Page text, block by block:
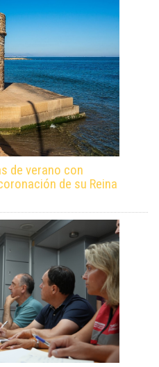
de verano con
de su Reina